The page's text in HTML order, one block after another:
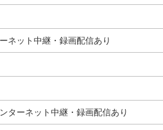
ネット中継・録画配信あり
ターネット中継・録画配信あり